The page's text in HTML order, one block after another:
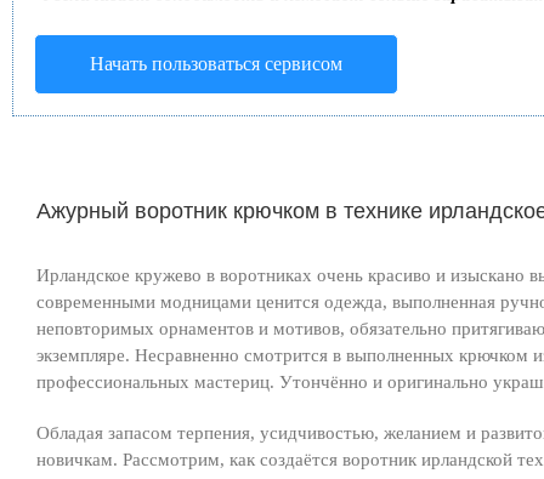
Начать пользоваться сервисом
Ажурный воротник крючком в технике
Ирландское кружево в воротниках очень красиво и изыскано
современными модницами ценится одежда, выполненная
неповторимых орнаментов и мотивов, обязательно
экземпляре. Несравненно смотрится в выполненных крючком
профессиональных мастериц. Утончённо и оригинально
Обладая запасом терпения, усидчивостью, желанием и
новичкам. Рассмотрим, как создаётся воротник ирландской